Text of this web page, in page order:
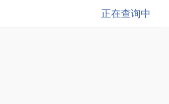
正在查询中